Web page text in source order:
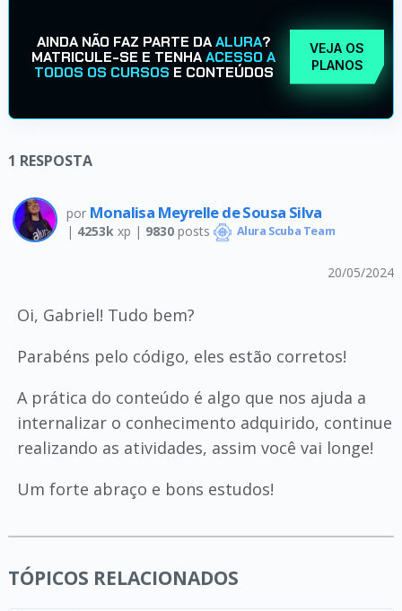
AINDA NÃO FAZ PARTE DAALURA?
MATRICULE-SE E TENHAACESSO A
TODOS OS CURSOS E CONTEÚDOS
VEJA OS
PLANOS
1 RESPOSTA
por Monalisa Meyrelle de Sousa Silva
| 4253k xp | 9830posts Alura Scuba Team
20/05/2024
Oi, Gabriel! Tudo bem?
Parabéns pelo código, eles estão corretos!
A prática do conteúdo é algo que nos ajuda a
internalizar o conhecimento adquirido, continue
realizando as atividades, assim você vai longe!
Um forte abraço e bons estudos!
TÓPICOS RELACIONADOS